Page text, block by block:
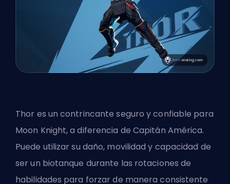
Thor es un contrincante seguro y confiable para
Moon Knight, a diferencia de Capitán América.
Puede utilizar su daño, movilidad y capacidad de
ser un biotanque durante las rotaciones de
habilidades para forzar de manera consistente